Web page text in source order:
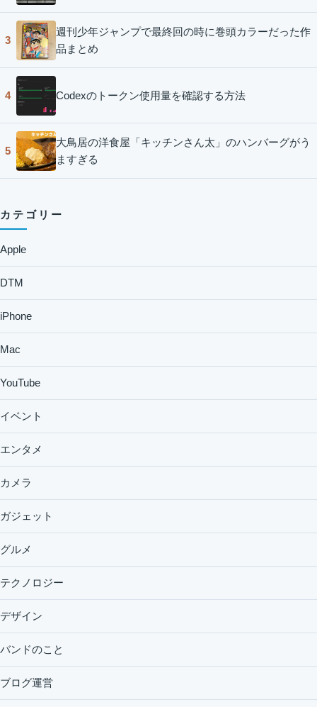
3
週刊少年ジャンプで最終回の時に巻頭カラーだった作
品まとめ
4 Codexのトークン使用量を確認する方法
5
大鳥居の洋食屋「キッチンさん太」のハンバーグがう
ますぎる
カテゴリー
Apple
DTM
iPhone
Mac
YouTube
イベント
エンタメ
カメラ
ガジェット
グルメ
テクノロジー
デザイン
バンドのこと
ブログ運営